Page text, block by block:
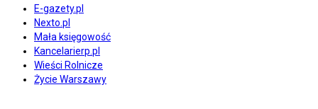
E-gazety.pl
Nexto.pl
Mała księgowość
Kancelarierp.pl
Wieści Rolnicze
Życie Warszawy